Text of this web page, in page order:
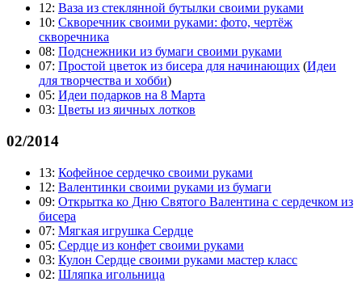
12: Ваза из стеклянной бутылки своими руками
10: Скворечник своими руками: фото, чертёж
скворечника
08: Подснежники из бумаги своими руками
07: Простой цветок из бисера для начинающих (Идеи
для творчества и хобби)
05: Идеи подарков на 8 Марта
03: Цветы из яичных лотков
02/2014
13: Кофейное сердечко своими руками
12: Валентинки своими руками из бумаги
09: Открытка ко Дню Святого Валентина с сердечком из
бисера
07: Мягкая игрушка Сердце
05: Сердце из конфет своими руками
03: Кулон Сердце своими руками мастер класс
02: Шляпка игольница